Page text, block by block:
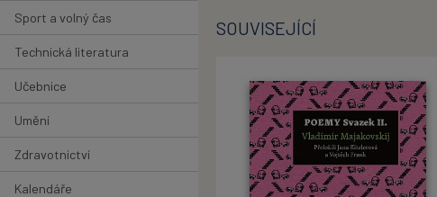
Sport a volný čas
Technická literatura
Učebnice
Umění
Zdravotnictví
Kalendáře
SOUVISEJÍCÍ